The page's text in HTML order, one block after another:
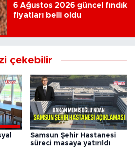
6 Ağustos 2026 güncel fındık
fiyatları belli oldu
çekebilir
Samsun Şehir Hastanesi
süreci masaya yatırıldı